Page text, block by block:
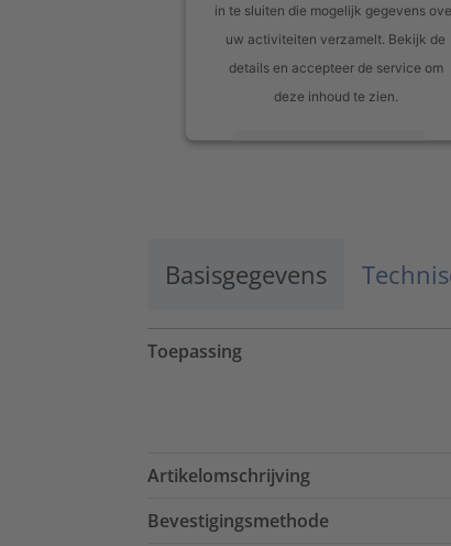
in te sluiten die mogelijk gegevens
uw activiteiten verzamelt. Bekijk de
details en accepteer de service om
deze inhoud te zien.
Basisgegevens
Toepassing
Artikelomschrijving
Bevestigingsmethode